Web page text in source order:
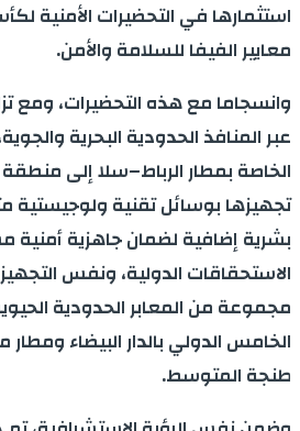
معايير الفيفا للسلامة والأمن.
وانسجاما مع هذه التحضيرات، ومع
عبر المنافذ الحدودية البحرية
الخاصة بمطار الرباط–سلا إلى
تجهيزها بوسائل تقنية ولوجيستية
بشرية إضافية لضمان جاهزية
الاستحقاقات الدولية، ونفس
مجموعة من المعابر الحدودية
الخامس الدولي بالدار البيضاء ومطار
طنجة المتوسط.